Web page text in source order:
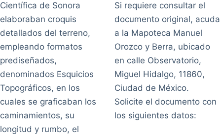
Científica de Sonora
elaboraban croquis
detallados del terreno,
empleando formatos
prediseñados,
denominados Esquicios
Topográficos, en los
cuales se graficaban los
caminamientos, su
longitud y rumbo, el
Si requiere consultar el
documento original, acuda
a la Mapoteca Manuel
Orozco y Berra, ubicado
en calle Observatorio,
Miguel Hidalgo, 11860,
Ciudad de México.
Solicite el documento con
los siguientes datos: